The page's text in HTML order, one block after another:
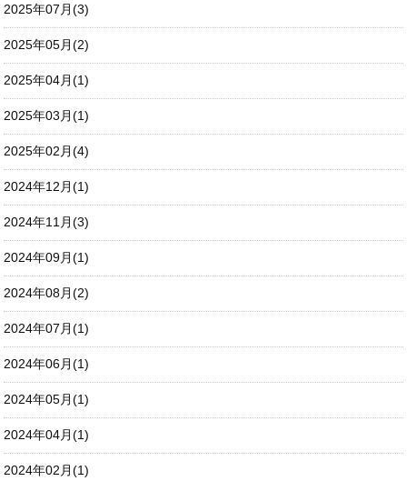
2025年07月(3)
2025年05月(2)
2025年04月(1)
2025年03月(1)
2025年02月(4)
2024年12月(1)
2024年11月(3)
2024年09月(1)
2024年08月(2)
2024年07月(1)
2024年06月(1)
2024年05月(1)
2024年04月(1)
2024年02月(1)